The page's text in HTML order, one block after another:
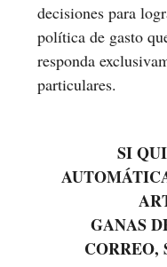
decisiones para
política de gasto
responda
particulares.
SI
GANAS
CORREO,